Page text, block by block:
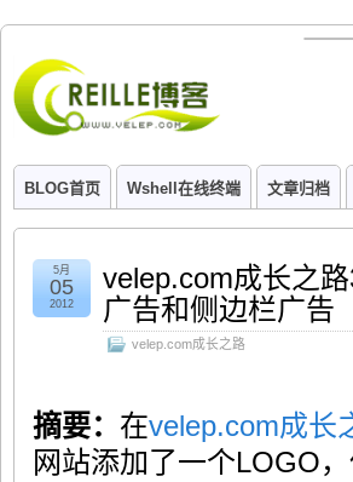
BLOG首页 Wshell在线终端 文章归档
velep.com成长之
广告和侧边栏广告
velep.com成长之路
5月
05
2012
摘要： 在velep.com成长
网站添加了一个LOGO